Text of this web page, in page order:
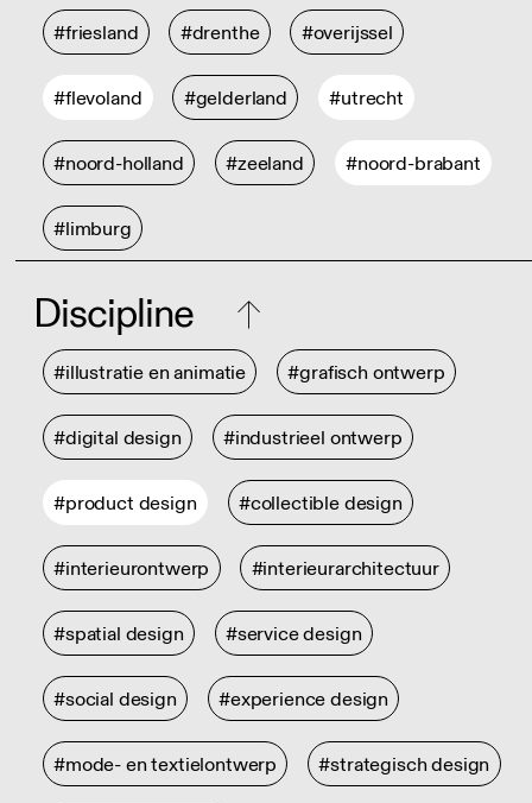
#friesland #drenthe #overijssel
#flevoland #gelderland #utrecht
#noord-holland #zeeland #noord-brabant
#limburg
Discipline
#illustratie en animatie #grafisch ontwerp
#digital design #industrieel ontwerp
#product design #collectible design
#interieurontwerp #interieurarchitectuur
#spatial design #service design
#social design #experience design
#mode- en textielontwerp #strategisch design